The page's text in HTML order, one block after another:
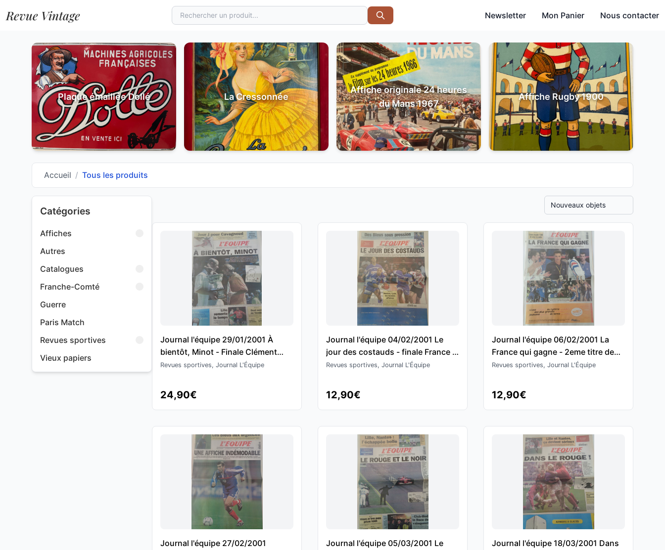
Revue Vintage Newsletter Mon Panier Nous contacter
Plaque émaillée Dollé La Cressonnée
Affiche originale 24 heures
du Mans 1967
Affiche Rugby 1900
Accueil / Tous les produits
Catégories
Affiches
Autres
Catalogues
Franche-Comté
Guerre
Paris Match
Revues sportives
Vieux papiers
Trier les produits
Journal l'équipe 29/01/2001 À
bientôt, Minot - Finale Clément
s'incline face a Agassi - Tennis
Revues sportives, Journal L'Équipe
24,90€
Journal l'équipe 04/02/2001 Le
jour des costauds - finale France /
Suède - Hand Ball
Revues sportives, Journal L'Équipe
12,90€
Journal l'équipe 06/02/2001 La
France qui gagne - 2eme titre de
champions du monde - Hand Ball
Revues sportives, Journal L'Équipe
12,90€
Journal l'équipe 27/02/2001
Journal l'équipe 05/03/2001 Le
Journal l'équipe 18/03/2001 Dans